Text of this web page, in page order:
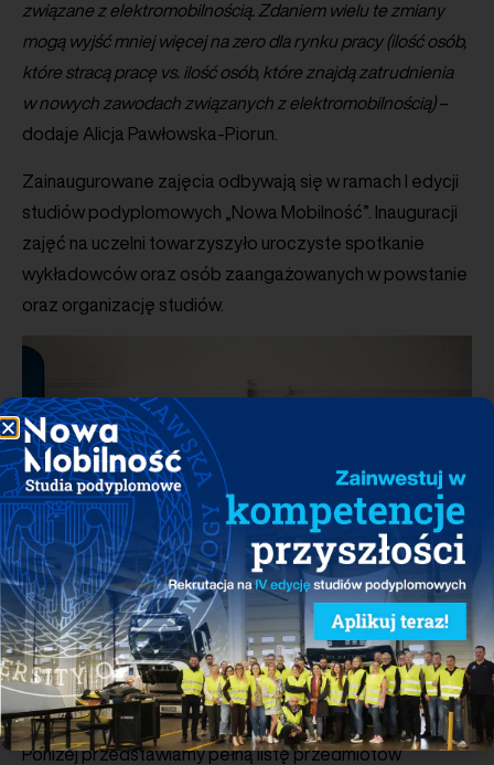
związane z elektromobilnością. Zdaniem wielu te zmiany
mogą wyjść mniej więcej na zero dla rynku pracy (ilość osób,
które stracą pracę vs. ilość osób, które znajdą zatrudnienia
w nowych zawodach związanych z elektromobilnością)–
dodaje Alicja Pawłowska-Piorun.
Zainaugurowane zajęcia odbywają się w ramach I edycji
studiów podyplomowych „Nowa Mobilność”. Inauguracji
zajęć na uczelni towarzyszyło uroczyste spotkanie
wykładowców oraz osób zaangażowanych w powstanie
oraz organizację studiów.
Na zainteresowanych zapisaniem się na podyplomowe
studia „Nowa Mobilność” czekają ostatnie wolne miejsca.
Poniżej przedstawiamy pełną listę przedmiotów